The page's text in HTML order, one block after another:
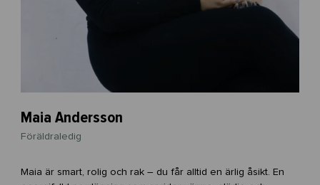
Maia Andersson
Föräldraledig
Maia är smart, rolig och rak – du får alltid en ärlig åsikt. En